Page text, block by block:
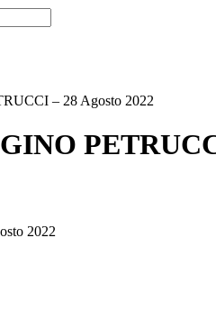
– 28 Agosto 2022
2022